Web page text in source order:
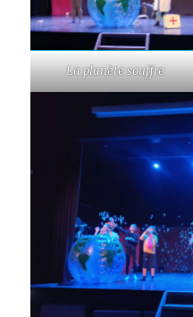
La planète souffre